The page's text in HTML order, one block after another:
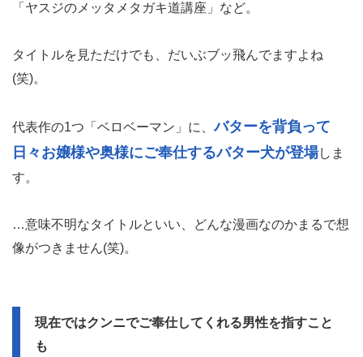
「ヤスジのメッタメタガキ道講座」など。
タイトルを見ただけでも、だいぶブッ飛んでますよね
(笑)。
代表作の1つ「ベロベーマン」に、バターを背負って
日々お嬢様や奥様にご奉仕するバター犬が登場しま
す。
…意味不明なタイトルといい、どんな漫画なのかまるで想
像がつきません(笑)。
現在ではクンニでご奉仕してくれる男性を指すこと
も